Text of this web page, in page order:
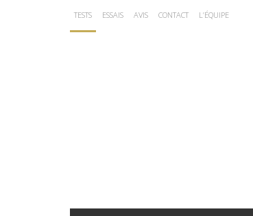
TESTS ESSAIS AVIS CONTACT L’ÉQUIPE